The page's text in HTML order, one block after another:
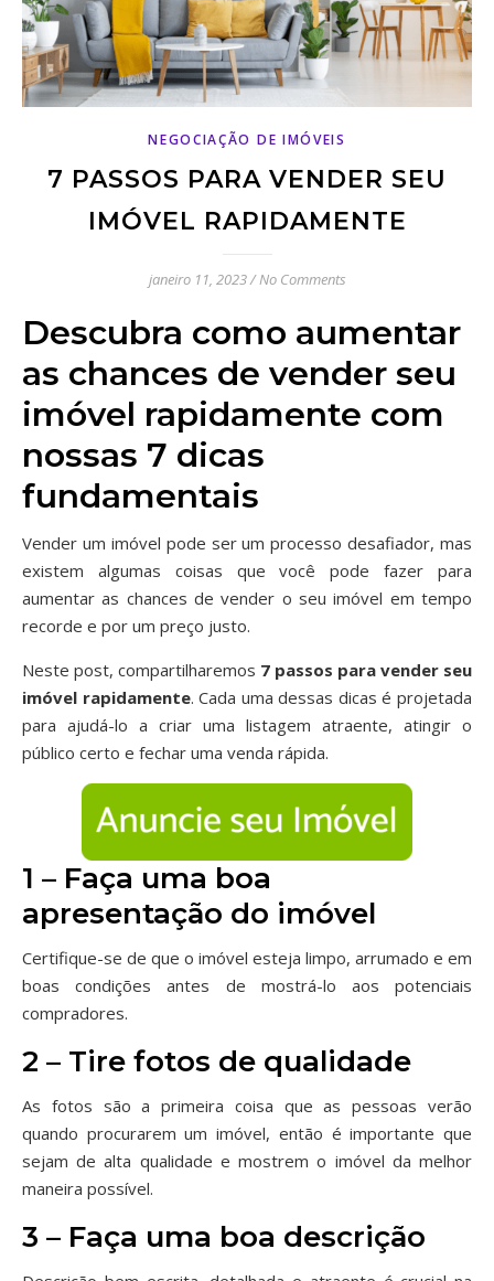
NEGOCIAÇÃO DE IMÓVEIS
7 PASSOS PARA VENDER SEU
IMÓVEL RAPIDAMENTE
janeiro 11, 2023/No Comments
Descubra como aumentar
as chances de vender seu
imóvel rapidamente com
nossas 7 dicas
fundamentais
Vender um imóvel pode ser um processo desafiador, mas
existem algumas coisas que você pode fazer para
aumentar as chances de vender o seu imóvel em tempo
recorde e por um preço justo.
Neste post, compartilharemos 7 passos para vender seu
imóvel rapidamente. Cada uma dessas dicas é projetada
para ajudá-lo a criar uma listagem atraente, atingir o
público certo e fechar uma venda rápida.
1 – Faça uma boa
apresentação do imóvel
Certifique-se de que o imóvel esteja limpo, arrumado e em
boas condições antes de mostrá-lo aos potenciais
compradores.
2 – Tire fotos de qualidade
As fotos são a primeira coisa que as pessoas verão
quando procurarem um imóvel, então é importante que
sejam de alta qualidade e mostrem o imóvel da melhor
maneira possível.
3 – Faça uma boa descrição